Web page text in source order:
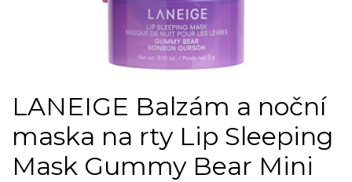
LANEIGE Balzám a noční
maska na rty Lip Sleeping
Mask Gummy Bear Mini